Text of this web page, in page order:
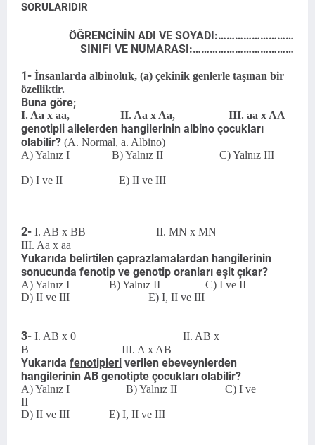
SORULARIDIR
ÖĞRENCİNİN ADI VE SOYADI:………………………
SINIFI VE NUMARASI:………………………………
1- İnsanlarda albinoluk, (a) çekinik genlerle taşınan bir
özelliktir.
Buna göre;
I. Aa x aa, II. Aa x Aa, III. aa x AA
genotipli ailelerden hangilerinin albino çocukları
olabilir? (A. Normal, a. Albino)
A) Yalnız I B) Yalnız II C) Yalnız III
D) I ve II E) II ve III
2- I. AB x BB II. MN x MN
III. Aa x aa
Yukarıda belirtilen çaprazlamalardan hangilerinin
sonucunda fenotip ve genotip oranları eşit çıkar?
A) Yalnız I B) Yalnız II C) I ve II
D) II ve III E) I, II ve III
3- I. AB x 0 II. AB x
B III. A x AB
Yukarıda fenotipleri verilen ebeveynlerden
hangilerinin AB genotipte çocukları olabilir?
A) Yalnız I B) Yalnız II C) I ve
II
D) II ve III E) I, II ve III